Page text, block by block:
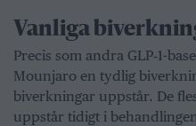
Vanliga
Precis som andra GLP‑1-
Mounjaro en tydlig
biverkningar uppstår. De
uppstår tidigt i